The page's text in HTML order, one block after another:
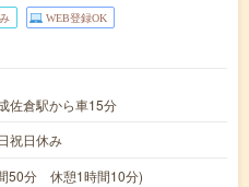
WEB登録OK
佐倉駅から車15分
祝日休み
50分 休憩1時間10分)